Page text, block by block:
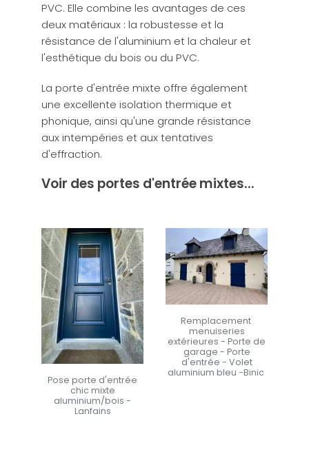
PVC. Elle combine les avantages de ces
deux matériaux : la robustesse et la
résistance de l'aluminium et la chaleur et
l'esthétique du bois ou du PVC.
La porte d'entrée mixte offre également
une excellente isolation thermique et
phonique, ainsi qu'une grande résistance
aux intempéries et aux tentatives
d'effraction.
Voir des portes d'entrée mixtes...
Pose porte d'entrée
chic mixte
aluminium/bois -
Lanfains
Remplacement
menuiseries
extérieures - Porte de
garage - Porte
d'entrée - Volet
aluminium bleu -Binic